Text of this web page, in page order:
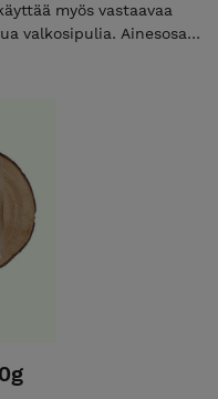
myös vastaavaa
valkosipulia. Ainesosat: